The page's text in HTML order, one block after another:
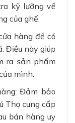
kỹ lưỡng về
của ghế.
hàng để có
Điều này giúp
ra sản phẩm
mình.
Đảm bảo
Thọ cung cấp
bán hàng uy